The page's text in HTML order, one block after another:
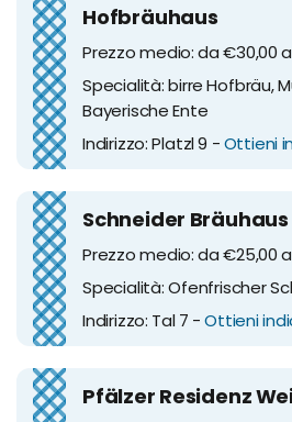
Hofbräuhaus
Prezzo medio: da €30,00
Specialità: birre Hofbräu,
Bayerische Ente
Indirizzo: Platzl 9 -Ottieni
Schneider
Prezzo medio: da €25,00
Specialità: Ofenfrischer
Indirizzo: Tal 7 -Ottieni
Pfälzer Residenz